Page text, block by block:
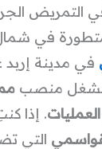
التمريض
في شمال
في مدينة
. إذا
التي